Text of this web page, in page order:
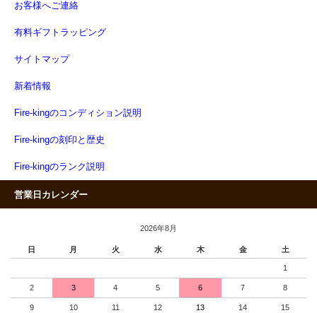
お客様へご連絡
有料ギフトラッピング
サイトマップ
新着情報
Fire-kingのコンディション説明
Fire-kingの刻印と歴史
Fire-kingのランク説明
営業日カレンダー
2026年8月
日 月 火 水 木 金 土
1
2 3 4 5 6 7 8
9 10 11 12 13 14 15